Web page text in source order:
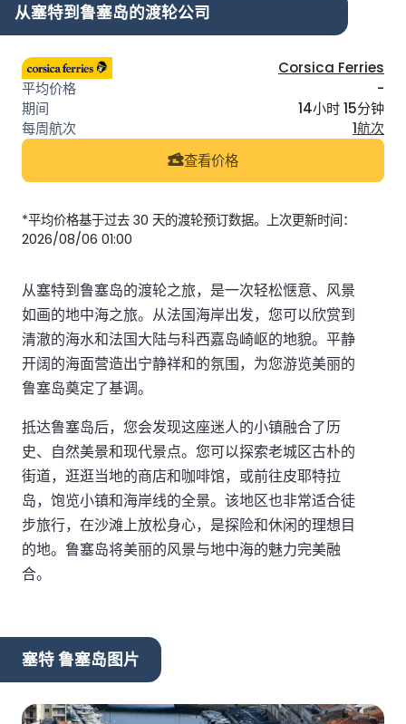
从塞特到鲁塞岛的渡轮公司
Corsica Ferries
-
14小时 15分钟
1航次
查看价格
*平均价格基于过去 30 天的渡轮预订数据。上次更新时间：
2026/08/06 01:00
从塞特到鲁塞岛的渡轮之旅，是一次轻松惬意、风景
如画的地中海之旅。从法国海岸出发，您可以欣赏到
清澈的海水和法国大陆与科西嘉岛崎岖的地貌。平静
开阔的海面营造出宁静祥和的氛围，为您游览美丽的
鲁塞岛奠定了基调。
抵达鲁塞岛后，您会发现这座迷人的小镇融合了历
史、自然美景和现代景点。您可以探索老城区古朴的
街道，逛逛当地的商店和咖啡馆，或前往皮耶特拉
岛，饱览小镇和海岸线的全景。该地区也非常适合徒
步旅行，在沙滩上放松身心，是探险和休闲的理想目
的地。鲁塞岛将美丽的风景与地中海的魅力完美融
合。
塞特 鲁塞岛图片